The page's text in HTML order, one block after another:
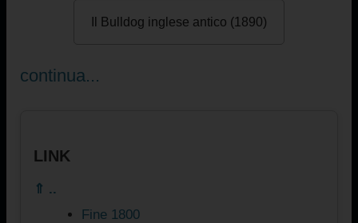
Il Bulldog inglese antico (1890)
continua...
LINK
⇑ ..
Fine 1800